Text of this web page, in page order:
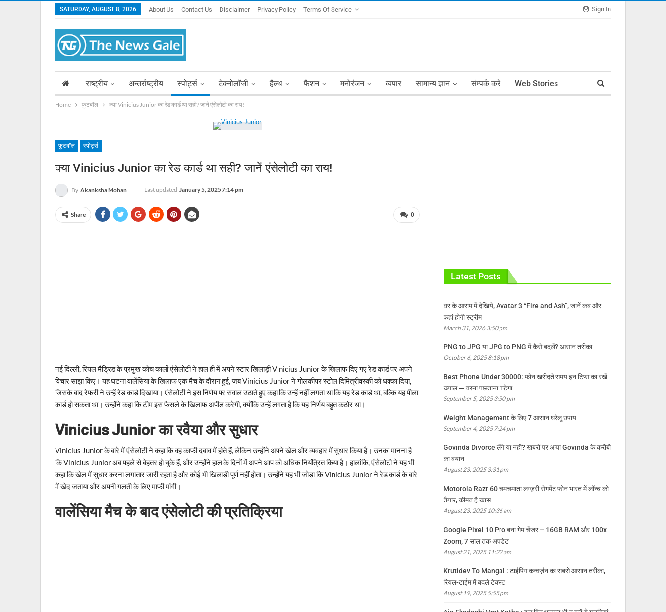
Sign In
SATURDAY, AUGUST 8, 2026 About Us Contact Us Disclaimer Privacy Policy Terms Of Service
राष्ट्रीय अन्तर्राष्ट्रीय स्पोर्ट्स टेक्नोलॉजी हैल्थ फैशन मनोरंजन व्यपार सामान्य ज्ञान संम्पर्क करें Web Stories
Home फुटबॉल क्या Vinicius Junior का रेड कार्ड था सही? जानें एंसेलोटी का राय!
फुटबॉल स्पोर्ट्स
क्या Vinicius Junior का रेड कार्ड था सही? जानें एंसेलोटी का राय!
By Akanksha Mohan Last updated January 5, 2025 7:14 pm
0
Share
नई दिल्ली, रियल मैड्रिड के प्रमुख कोच कार्लो एंसेलोटी ने हाल ही में अपने स्टार खिलाड़ी Vinicius Junior के खिलाफ दिए गए रेड कार्ड पर अपने
विचार साझा किए। यह घटना वालेंसिया के खिलाफ एक मैच के दौरान हुई, जब Vinicius Junior ने गोलकीपर स्टोल दिमित्रीवस्की को धक्का दिया,
जिसके बाद रेफरी ने उन्हें रेड कार्ड दिखाया। एंसेलोटी ने इस निर्णय पर सवाल उठाते हुए कहा कि उन्हें नहीं लगता था कि यह रेड कार्ड था, बल्कि यह पीला
कार्ड हो सकता था। उन्होंने कहा कि टीम इस फैसले के खिलाफ अपील करेगी, क्योंकि उन्हें लगता है कि यह निर्णय बहुत कठोर था।
Vinicius Junior का रवैया और सुधार
Vinicius Junior के बारे में एंसेलोटी ने कहा कि वह काफी दबाव में होते हैं, लेकिन उन्होंने अपने खेल और व्यवहार में सुधार किया है। उनका मानना है
कि Vinicius Junior अब पहले से बेहतर हो चुके हैं, और उन्होंने हाल के दिनों में अपने आप को अधिक नियंत्रित किया है। हालांकि, एंसेलोटी ने यह भी
कहा कि खेल में सुधार करना लगातार जारी रहता है और कोई भी खिलाड़ी पूर्ण नहीं होता। उन्होंने यह भी जोड़ा कि Vinicius Junior ने रेड कार्ड के बारे
में खेद जताया और अपनी गलती के लिए माफी मांगी।
वालेंसिया मैच के बाद एंसेलोटी की प्रतिक्रिया
Latest Posts
घर के आराम में देखिये, Avatar 3 “Fire and Ash”, जानें कब और
कहां होगी स्ट्रीम
March 31, 2026 3:50 pm
PNG to JPG या JPG to PNG में कैसे बदलें? आसान तरीका
October 6, 2025 8:18 pm
Best Phone Under 30000: फोन खरीदते समय इन टिप्स का रखें
ख्याल — वरना पछताना पड़ेगा
September 5, 2025 3:50 pm
Weight Management के लिए 7 आसान घरेलू उपाय
September 4, 2025 7:24 pm
Govinda Divorce लेंगे या नहीं? खबरों पर आया Govinda के करीबी
का बयान
August 23, 2025 3:31 pm
Motorola Razr 60 चमचमाता लग्ज़री सेगमेंट फोन भारत में लॉन्च को
तैयार, कीमत है खास
August 23, 2025 10:36 am
Google Pixel 10 Pro बना गेम चेंजर – 16GB RAM और 100x
Zoom, 7 साल तक अपडेट
August 21, 2025 11:22 am
Krutidev To Mangal : टाईपिंग कन्वर्ज़न का सबसे आसान तरीका,
रियल-टाईम में बदले टेक्स्ट
August 19, 2025 5:55 pm